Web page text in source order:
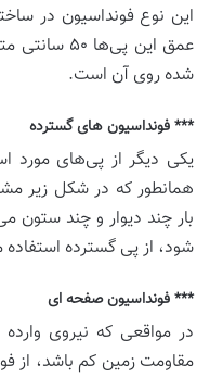
این نوع فونداسیون در
عمق این
شده روی آن است.
*** فونداسیون های گسترده
یکی دیگر از پی‌های مورد
همانطور که در شکل زیر
بار چند دیوار و چند
شود، از پی گسترده استفاده
*** فونداسیون صفحه ای
در مواقعی که نیروی
مقاومت زمین کم باشد، از